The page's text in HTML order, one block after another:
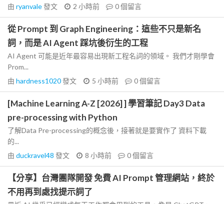
由 ryanvale發文 2 小時前 0個留言
從 Prompt 到 Graph Engineering：這些不只是新名
詞，而是 AI Agent 踩坑後衍生的工程
AI Agent 可能是近年最容易出現新工程名詞的領域。 我們才剛學會
Prom...
由 hardness1020發文 5 小時前 0個留言
[Machine Learning A-Z [2026] ] 學習筆記 Day3 Data
pre-processing with Python
了解Data Pre-processing的概念後，接著就是要實作了 資料下載
的...
由 duckravel48 發文 8 小時前 0個留言
【分享】台灣團隊開發 免費 AI Prompt 管理網站，終於
不用再到處找提示詞了